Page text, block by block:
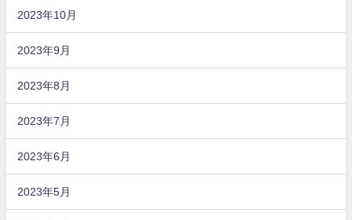
2023年10月
2023年9月
2023年8月
2023年7月
2023年6月
2023年5月